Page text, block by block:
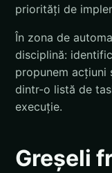
priorități de
În zona de
disciplină:
propunem acțiuni
dintr-o listă de
execuție.
Greșeli